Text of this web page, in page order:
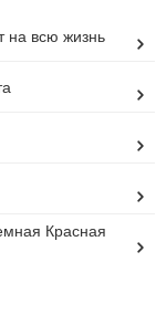
на всю жизнь
Красная